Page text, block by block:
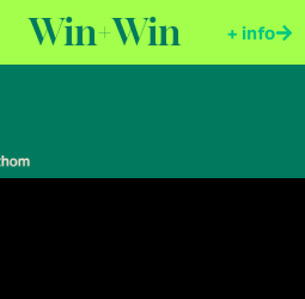
Win+Win + info